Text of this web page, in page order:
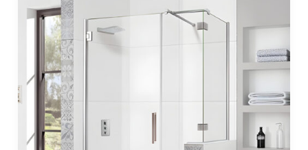
fixation